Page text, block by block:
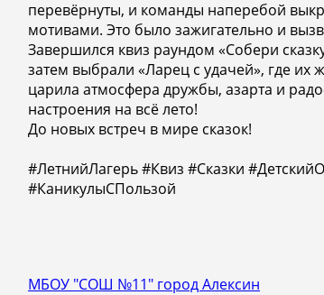
перевёрнуты, и команды наперебой
мотивами. Это было зажигательно и
Завершился квиз раундом «Собери
затем выбрали «Ларец с удачей», где
царила атмосфера дружбы, азарта и
настроения на всё лето!
До новых встреч в мире сказок!
#ЛетнийЛагерь #Квиз #Сказки
#КаникулыСПользой
МБОУ "СОШ №11" город Алексин